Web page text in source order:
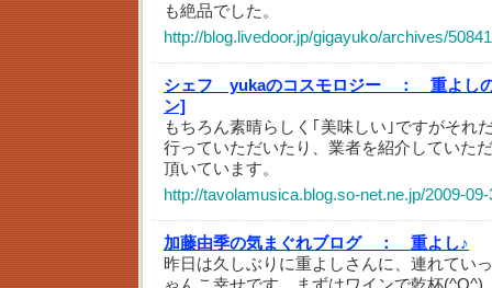
も絶品でした。
http://blog.livedoor.jp/gigayuko/archives/
シェフ yukaのコスモロジー ：
重よし
ン]
もちろん素晴らしく｢美味しい｣ですがそれ
行っていただいたり、業者を紹介していた
頂いています。
http://tavolamusica.blog.so-net.ne.jp/2009-09-
加藤由季の気まぐれブログ ：
重よし♪
昨日は久しぶりに重よしさんに、連れてい
ゃんこ幸せです まずはワインで乾杯